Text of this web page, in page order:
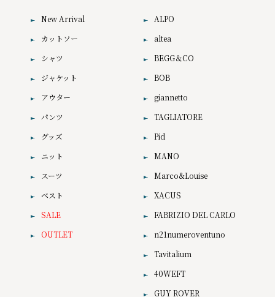
New Arrival
カットソー
シャツ
ジャケット
アウター
パンツ
グッズ
ニット
スーツ
ベスト
SALE
OUTLET
ALPO
altea
BEGG＆CO
BOB
giannetto
TAGLIATORE
Pid
MANO
Marco&Louise
XACUS
FABRIZIO DEL CARLO
n21numeroventuno
Tavitalium
40WEFT
GUY ROVER